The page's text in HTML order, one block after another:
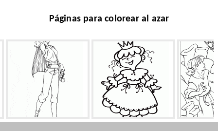
Páginas para colorear al azar
Alegre Cornelia Princesa divertida Robot